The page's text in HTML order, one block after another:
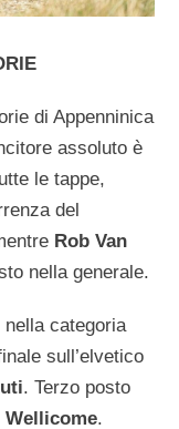
di Appenninica
assoluto è
le tappe,
del
Rob Van
nella generale.
nella categoria
sull’elvetico
. Terzo posto
Wellicome.